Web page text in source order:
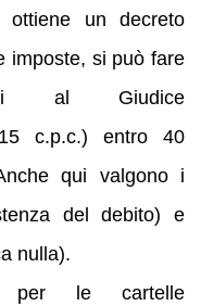
ottiene un decreto
imposte, si può fare
al Giudice
c.p.c.) entro 40
qui valgono i
del debito) e
nulla).
le cartelle